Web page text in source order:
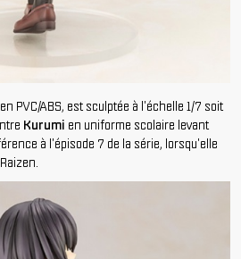
en PVC/ABS, est sculptée à l'échelle 1/7 soit
Kurumi en uniforme scolaire levant
à l'épisode 7 de la série, lorsqu'elle